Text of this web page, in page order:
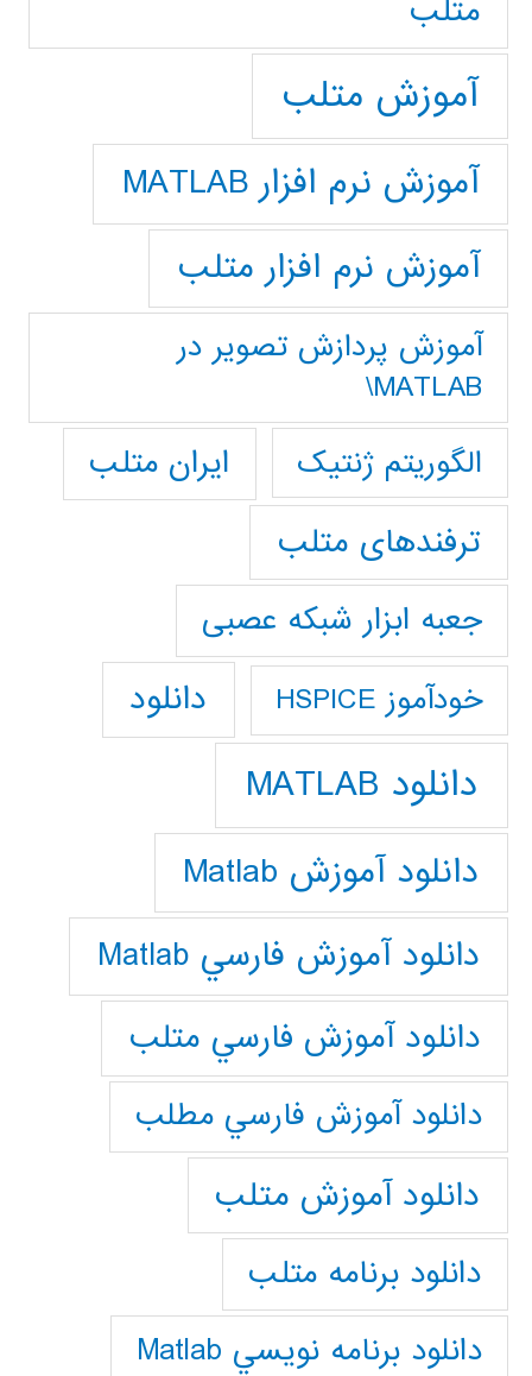
متلب
آموزش متلب
آموزش نرم افزار MATLAB
آموزش نرم افزار متلب
آموزش پردازش تصوير در
MATLAB\
الگوریتم ژنتیک
ایران متلب
ترفندهای متلب
جعبه ابزار شبکه عصبی
خودآموز HSPICE دانلود
دانلود MATLAB
دانلود آموزش Matlab
دانلود آموزش فارسي Matlab
دانلود آموزش فارسي متلب
دانلود آموزش فارسي مطلب
دانلود آموزش متلب
دانلود برنامه متلب
دانلود برنامه نويسي Matlab